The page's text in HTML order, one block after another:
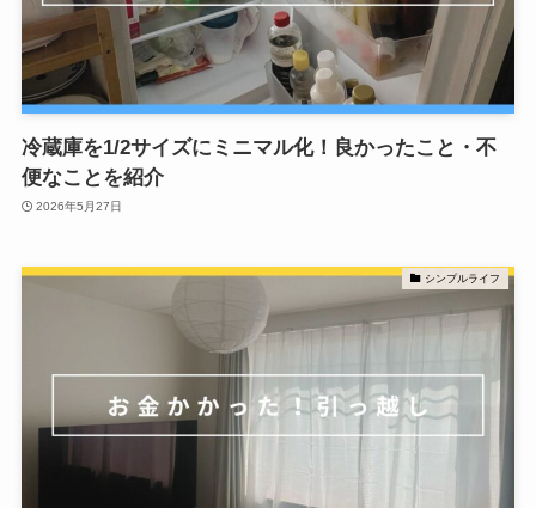
冷蔵庫を1/2サイズにミニマル化！良かったこと・不
便なことを紹介
2026年5月27日
シンプルライフ